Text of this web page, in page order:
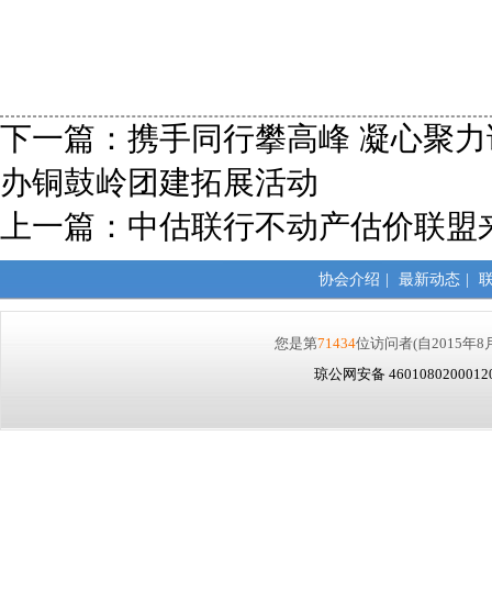
下一篇： 携手同行攀高峰 凝心聚
办铜鼓岭团建拓展活动
上一篇： 中估联行不动产估价联盟
协会介绍 最新动态
您是第71434位访问者(自2015年8
琼公网安备